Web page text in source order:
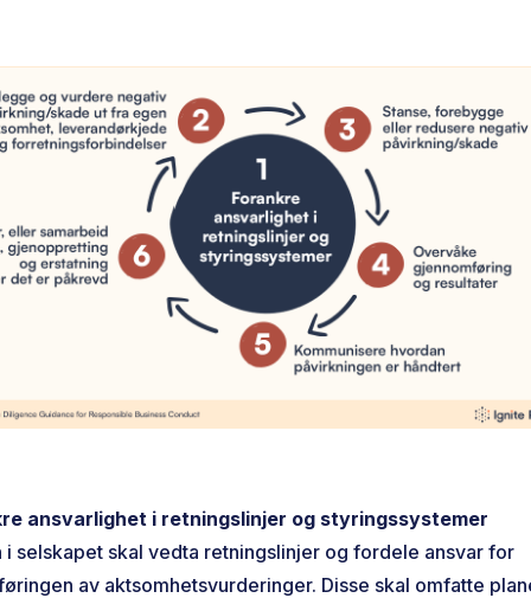
ansvarlighet i retningslinjer og styringssystemer
i selskapet skal vedta retningslinjer og fordele ansvar for
av aktsomhetsvurderinger. Disse skal omfatte